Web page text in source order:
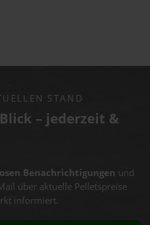
STAND
– jederzeit &
Benachrichtigungen und
über aktuelle Pelletspreise
informiert.